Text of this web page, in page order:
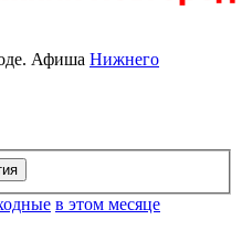
Афиша Нижнего
в этом месяце